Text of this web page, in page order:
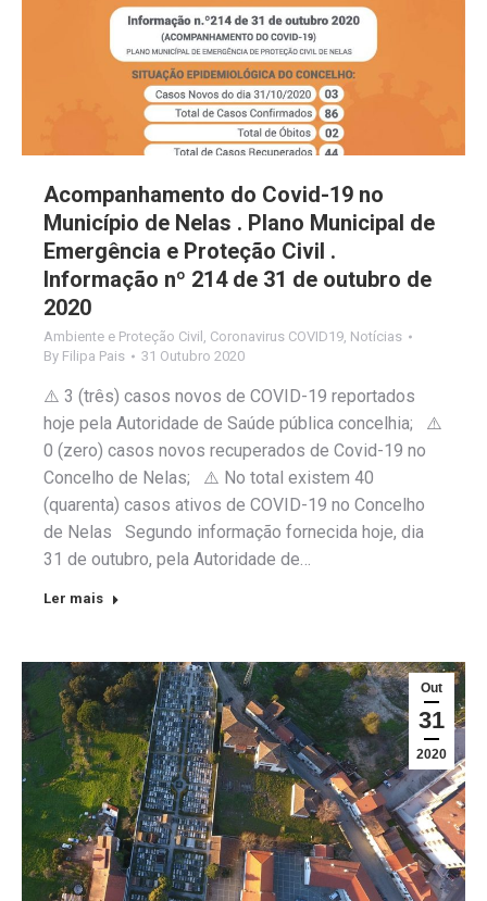
Acompanhamento do Covid-19 no
Município de Nelas . Plano Municipal de
Emergência e Proteção Civil .
Informação nº 214 de 31 de outubro de
2020
Ambiente e Proteção Civil , Coronavirus COVID19, Notícias
By Filipa Pais 31 Outubro 2020
⚠️ 3 (três) casos novos de COVID-19 reportados
hoje pela Autoridade de Saúde pública concelhia; ⚠️
0 (zero) casos novos recuperados de Covid-19 no
Concelho de Nelas; ⚠️ No total existem 40
(quarenta) casos ativos de COVID-19 no Concelho
de Nelas Segundo informação fornecida hoje, dia
31 de outubro, pela Autoridade de…
Ler mais
Out
31
2020